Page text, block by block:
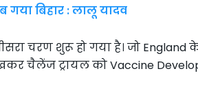
गया बिहार : लालू यादव
चरण शुरू हो गया है। जो England के
चैलेंज ट्रायल को Vaccine